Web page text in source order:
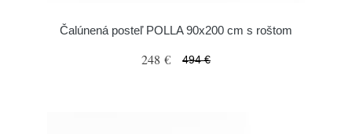
Čalúnená posteľ POLLA 90x200 cm s roštom
248 € 494 €